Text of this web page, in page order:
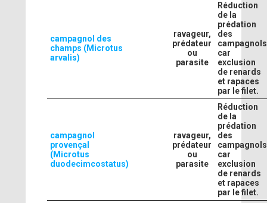
campagnol des
champs (Microtus
arvalis)
ravageur,
prédateur
ou
parasite
Réduction
de la
prédation
des
campagnols
car
exclusion
de renards
et rapaces
par le filet.
campagnol
provençal
(Microtus
duodecimcostatus)
ravageur,
prédateur
ou
parasite
Réduction
de la
prédation
des
campagnols
car
exclusion
de renards
et rapaces
par le filet.